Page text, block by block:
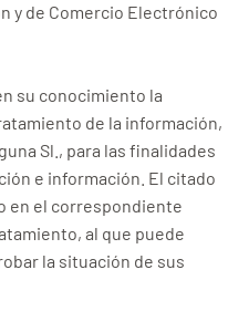
y de Comercio Electrónico
su conocimiento la
de la información,
Sl., para las finalidades
e información. El citado
en el correspondiente
al que puede
la situación de sus